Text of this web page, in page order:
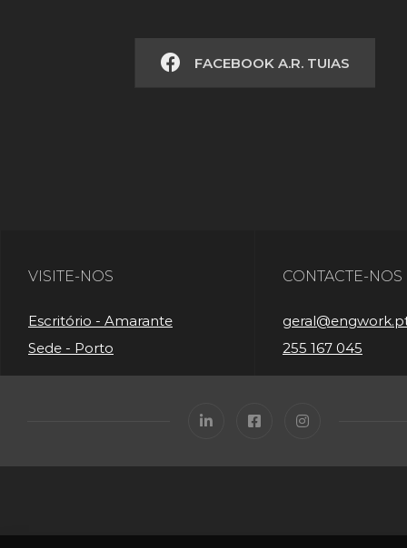
FACEBOOK A.R. TUIAS
VISITE-NOS
Escritório - Amarante
Sede - Porto
CONTACTE-NOS
255 167 045